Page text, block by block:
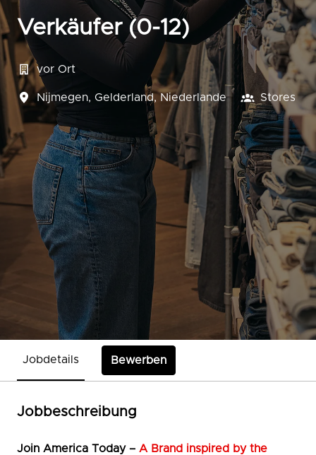
Verkäufer (0-12)
vor Ort
Nijmegen, Gelderland, Niederlande Stores
Jobdetails Bewerben
Jobbeschreibung
Join America Today – A Brand inspired by the